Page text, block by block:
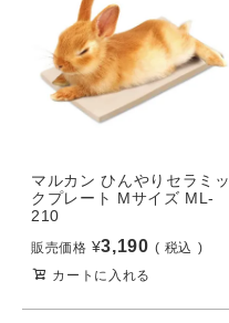
マルカン ひんやりセラミッ
クプレート Mサイズ ML-
210
販売価格 ¥3,190
税込
カートに入れる